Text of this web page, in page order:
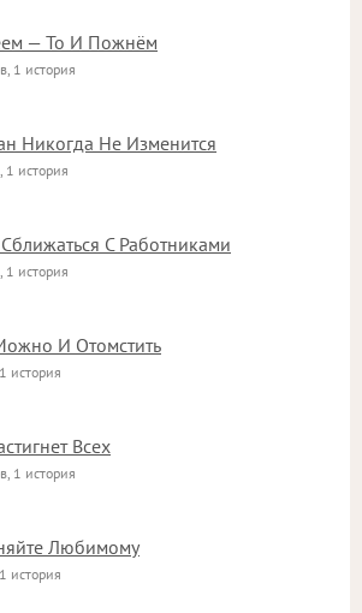
— То И Пожнём
1 история
Никогда Не Изменится
1 история
С Работниками
1 история
И Отомстить
история
Всех
1 история
Любимому
история